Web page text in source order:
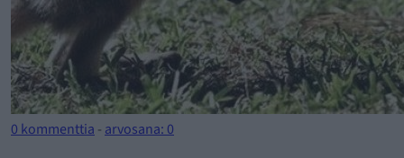
0 kommenttia - arvosana: 0